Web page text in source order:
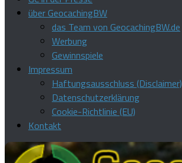
über GeocachingBW
das Team von GeocachingBW.de
Werbung
Gewinnspiele
Impressum
Haftungsausschluss (Disclaimer)
Datenschutzerklärung
Cookie-Richtlinie (EU)
Kontakt